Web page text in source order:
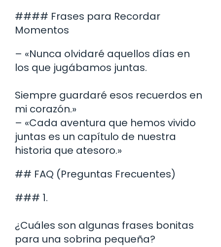
#### Frases para Recordar
Momentos
– «Nunca olvidaré aquellos días en
los que jugábamos juntas.
Siempre guardaré esos recuerdos en
mi corazón.»
– «Cada aventura que hemos vivido
juntas es un capítulo de nuestra
historia que atesoro.»
## FAQ (Preguntas Frecuentes)
### 1.
¿Cuáles son algunas frases bonitas
para una sobrina pequeña?